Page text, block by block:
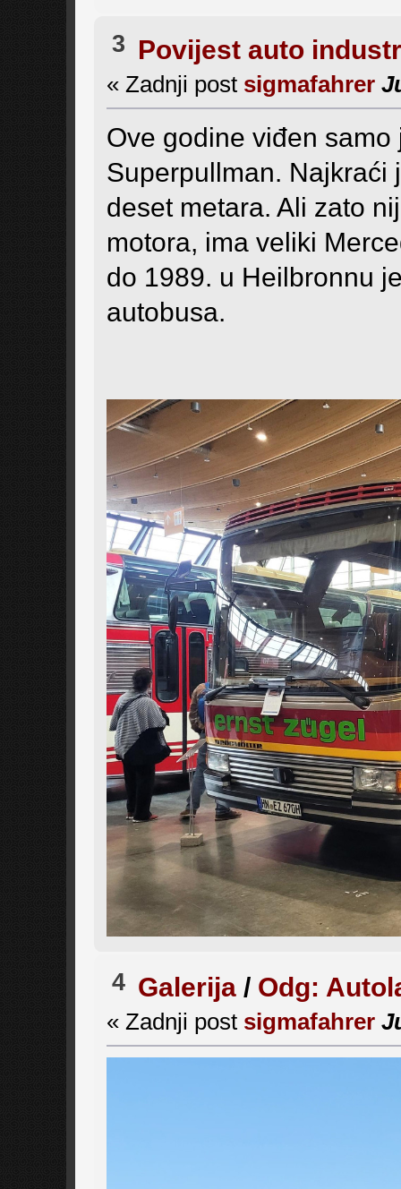
3 Povijest auto
« Zadnji post sigmafahrer
Ove godine viđen
Superpullman. Najkraći
deset metara. Ali zato
motora, ima veliki
do 1989. u Heilbronnu
autobusa.
4 Galerija/ Odg:
« Zadnji post sigmafahrer